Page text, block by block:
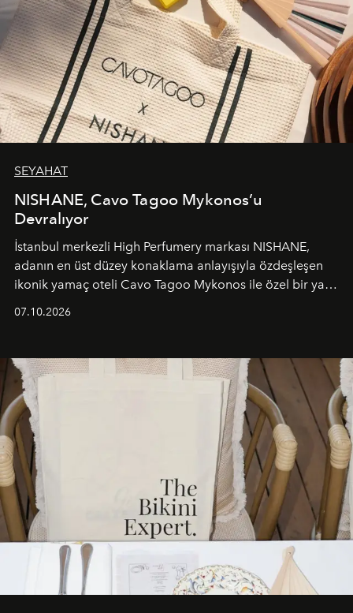
SEYAHAT
NISHANE, Cavo Tagoo Mykonos’u
Devralıyor
İstanbul merkezli High Perfumery markası NISHANE,
adanın en üst düzey konaklama anlayışıyla özdeşleşen
ikonik yamaç oteli Cavo Tagoo Mykonos ile özel bir yaz
buluşturarak markanın Cavo Tagoo’daki varlığını
sürükleyici ve mevsime özel bir deneyime dönüştürüyor.
07.10.2026